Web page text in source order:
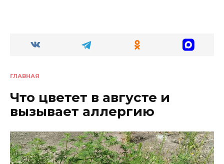
ГЛАВНАЯ
Что цветет в августе и
вызывает аллергию